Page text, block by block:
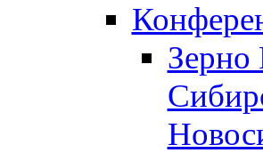
Зерно